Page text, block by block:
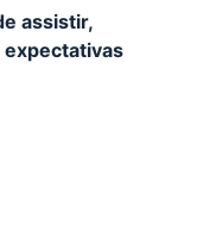
assistir,
expectativas